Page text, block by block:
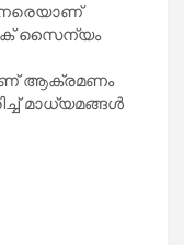
സൈന്യം
ആക്രമണം
മാധ്യമങ്ങള്‍